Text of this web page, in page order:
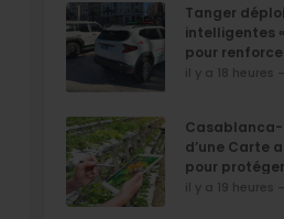
Tanger
intelligentes
pour
il y a 18
d’une Carte
pour
l’urbanisation
il y a 19 heures